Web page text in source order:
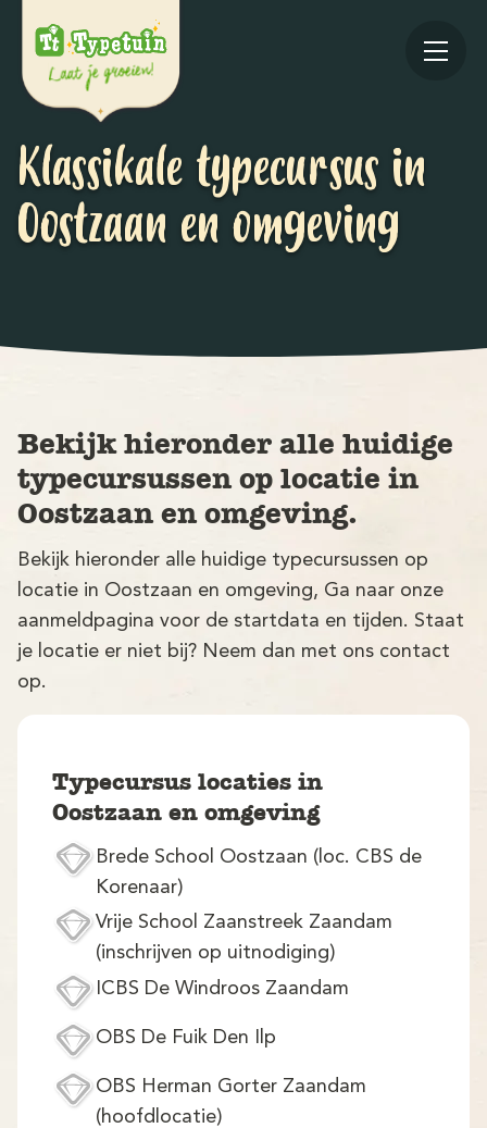
Klassikale typecursus in
Oostzaan en omgeving
Bekijk hieronder alle huidige
typecursussen op locatie in
Oostzaan en omgeving.
Bekijk hieronder alle huidige typecursussen op
locatie in Oostzaan en omgeving, Ga naar onze
aanmeldpagina voor de startdata en tijden. Staat
je locatie er niet bij? Neem dan met ons contact
op.
Typecursus locaties in
Oostzaan en omgeving
Brede School Oostzaan (loc. CBS de
Korenaar)
Vrije School Zaanstreek Zaandam
(inschrijven op uitnodiging)
ICBS De Windroos Zaandam
OBS De Fuik Den Ilp
OBS Herman Gorter Zaandam
(hoofdlocatie)